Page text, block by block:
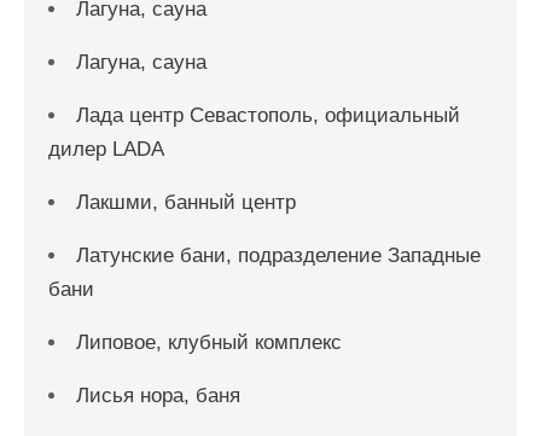
Лагуна, сауна
Лагуна, сауна
Лада центр Севастополь, официальный
дилер LADA
Лакшми, банный центр
Латунские бани, подразделение Западные
бани
Липовое, клубный комплекс
Лисья нора, баня